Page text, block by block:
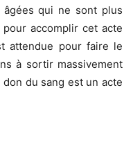
qui ne sont plus
accomplir cet acte
attendue pour faire le
à sortir massivement
du sang est un acte